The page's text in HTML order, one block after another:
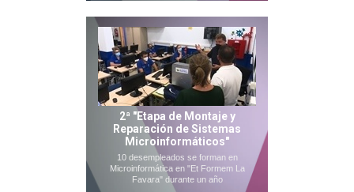
2ª "Etapa de Montaje y
Reparación de Sistemas
Microinformáticos"
10 desempleados se forman en
Microinformática en "Et Formem La
Favara" durante un año